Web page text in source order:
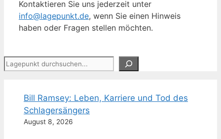
Kontaktieren Sie uns jederzeit unter
info@lagepunkt.de, wenn Sie einen Hinweis
haben oder Fragen stellen möchten.
Suchen
Bill Ramsey: Leben, Karriere und Tod des
Schlagersängers
August 8, 2026